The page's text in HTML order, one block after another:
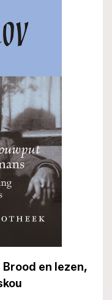
en lezen,